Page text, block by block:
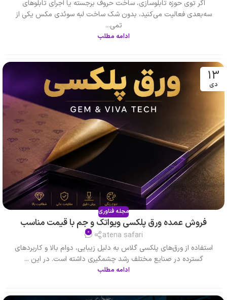
اگر توی حوزه تابلوسازی، ساخت حروف برجسته یا اجرای تابلوهای
سه‌بعدی فعالیت می‌کنید، بدون شک ساخت لبه سوئدی مکس یکی از
تمی...
ادامه مطلب
13
دی
مجله فناوری
فروش عمده ورق پلکسی ویواتک و جم با قیمت مناسب
atena safari
0
استفاده از ورق‌های پلکسی گلاس به دلیل زیبایی، دوام بالا و کاربردهای
گسترده در صنایع مختلف رشد چشمگیری داشته است. در این ...
ادامه مطلب